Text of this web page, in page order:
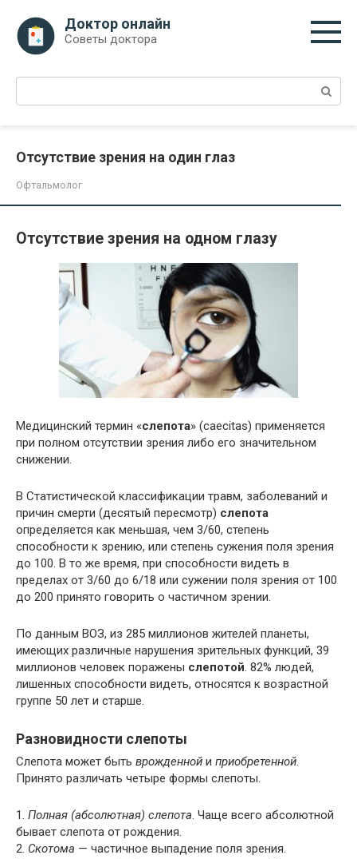
контенту
Доктор онлайн
Советы доктора
Поиск:
Отсутствие зрения на один глаз
Офтальмолог
Отсутствие зрения на одном глазу
Медицинский термин «слепота» (caecitas) применяется
при полном отсутствии зрения либо его значительном
снижении.
В Статистической классификации травм, заболеваний и
причин смерти (десятый пересмотр) слепота
определяется как меньшая, чем 3/60, степень
способности к зрению, или степень сужения поля зрения
до 100. В то же время, при способности видеть в
пределах от 3/60 до 6/18 или сужении поля зрения от 100
до 200 принято говорить о частичном зрении.
По данным ВОЗ, из 285 миллионов жителей планеты,
имеющих различные нарушения зрительных функций, 39
миллионов человек поражены слепотой. 82% людей,
лишенных способности видеть, относятся к возрастной
группе 50 лет и старше.
Разновидности слепоты
Слепота может быть врожденной и приобретенной.
Принято различать четыре формы слепоты.
1. Полная (абсолютная) слепота. Чаще всего абсолютной
бывает слепота от рождения.
2. Скотома — частичное выпадение поля зрения.